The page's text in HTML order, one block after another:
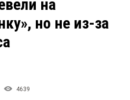
Блоги
Архив
на
но не из-за
4639